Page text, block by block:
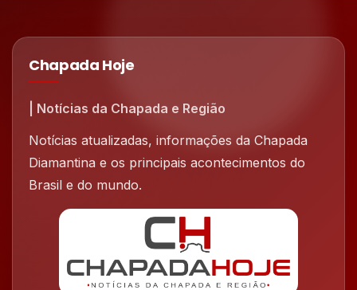
Chapada Hoje
| Notícias da Chapada e Região
Notícias atualizadas, informações da Chapada
Diamantina e os principais acontecimentos do
Brasil e do mundo.